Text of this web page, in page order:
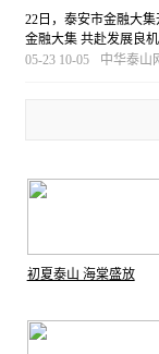
桥”
22日，泰安市金融大
金融大集 共赴发展良
步深化政金企常态化沟
05-23 10-05 中华泰山
初夏泰山 海棠盛放